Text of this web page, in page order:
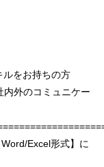
ルをお持ちの方
内外のコミュニケー
Excel形式】に